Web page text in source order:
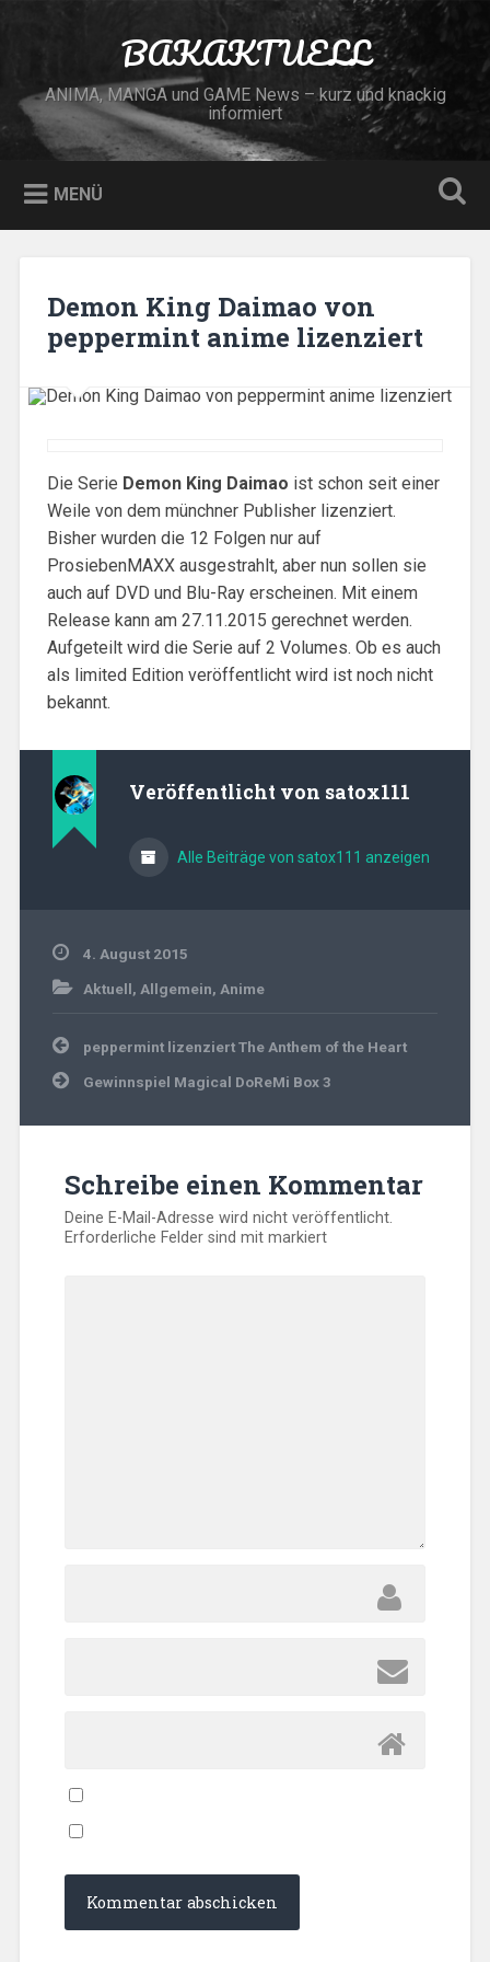
BAKAKTUELL
ANIMA, MANGA und GAME News – kurz und knackig
informiert
MENÜ
Demon King Daimao von
peppermint anime lizenziert
Die Serie Demon King Daimao ist schon seit einer
Weile von dem münchner Publisher lizenziert.
Bisher wurden die 12 Folgen nur auf
ProsiebenMAXX ausgestrahlt, aber nun sollen sie
auch auf DVD und Blu-Ray erscheinen. Mit einem
Release kann am 27.11.2015 gerechnet werden.
Aufgeteilt wird die Serie auf 2 Volumes. Ob es auch
als limited Edition veröffentlicht wird ist noch nicht
bekannt.
Veröffentlicht von satox111
Alle Beiträge von satox111 anzeigen
4. August 2015
Aktuell, Allgemein, Anime
Beitragsnavigation
peppermint lizenziert The Anthem of the Heart
Gewinnspiel Magical DoReMi Box 3
Schreibe einen Kommentar
Deine E-Mail-Adresse wird nicht veröffentlicht.
Erforderliche Felder sind mitmarkiert